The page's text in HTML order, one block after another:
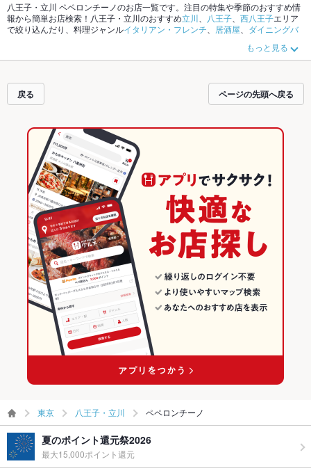
八王子・立川 ペペロンチーノのお店一覧です。注目の特集や季節のおすすめ情
報から簡単お店検索！八王子・立川のおすすめ立川 八王子 西八王子エリア
で絞り込んだり、料理ジャンルイタリアン・フレンチ 居酒屋
ダイニングバ
す。ホットペッパーグルメなら、お得なクーポンはもちろん、とっておきのメ
ニューや季節のおすすめ料理など、お店の最新情報をご紹介しているので安
しの飲み会にも、会社の宴会にも、デートやパーティーにもお得に便利にホッ
トペッパーグルメをご利用ください。
もっと見る
戻る ページの先頭へ戻る
東京 八王子・立川 ペペロンチーノ
夏のポイント還元祭2026
最大15,000ポイント還元